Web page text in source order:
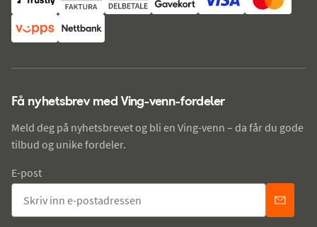
Få nyhetsbrev med Ving-venn-fordeler
Meld deg på nyhetsbrevet og bli en Ving-venn – da får du gode
tilbud og unike fordeler.
E-post